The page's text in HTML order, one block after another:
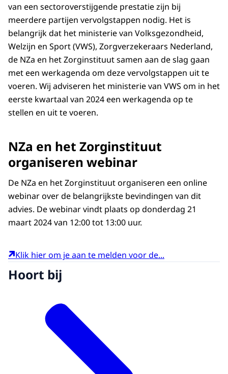
van een sectoroverstijgende prestatie zijn bij
meerdere partijen vervolgstappen nodig. Het is
belangrijk dat het ministerie van Volksgezondheid,
Welzijn en Sport (VWS), Zorgverzekeraars Nederland,
de NZa en het Zorginstituut samen aan de slag gaan
met een werkagenda om deze vervolgstappen uit te
voeren. Wij adviseren het ministerie van VWS om in het
eerste kwartaal van 2024 een werkagenda op te
stellen en uit te voeren.
NZa en het Zorginstituut
organiseren webinar
De NZa en het Zorginstituut organiseren een online
webinar over de belangrijkste bevindingen van dit
advies. De webinar vindt plaats op donderdag 21
maart 2024 van 12:00 tot 13:00 uur.
Klik hier om je aan te melden voor de...
Hoort bij